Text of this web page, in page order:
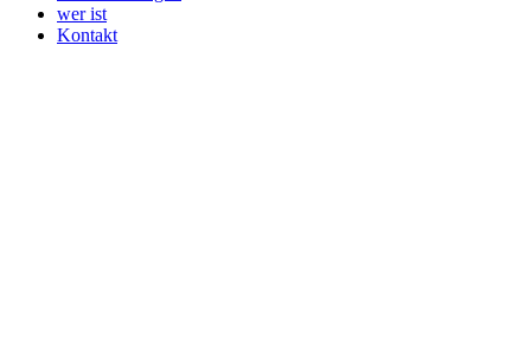
wer ist
Kontakt